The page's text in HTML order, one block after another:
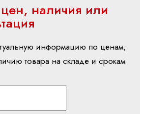
наличия или
информацию по ценам,
товара на складе и срокам